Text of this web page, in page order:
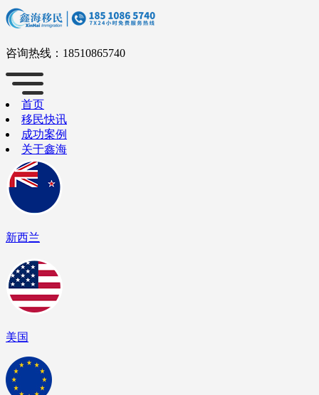
咨询热线： 18510865740
首页
移民快讯
成功案例
关于鑫海
新西兰
美国